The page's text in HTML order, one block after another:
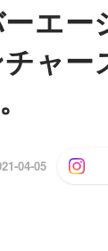
エー
ャー
04-05